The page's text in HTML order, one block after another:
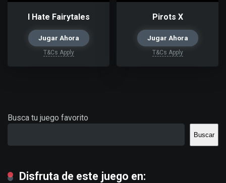
I Hate Fairytales
Jugar Ahora
T&Cs Apply
Pirots X
Jugar Ahora
T&Cs Apply
Busca tu juego favorito
Buscar
Disfruta de este juego en: